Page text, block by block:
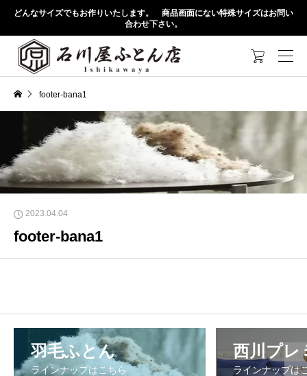
どんなサイズでもお作りいたします。 商品画面にない特殊サイズはお問い
合わせ下さい。

footer-bana1
2023.04.04
footer-bana1
羽毛ふとん
ラインナップはこちら
西川プレ
ラインナップは